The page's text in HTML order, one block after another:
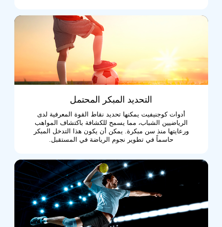
التحديد المبكر المحتمل
أدوات كوجنيفيت يمكنها تحديد نقاط القوة المعرفية لدى
الرياضيين الشباب، مما يسمح للكشافة باكتشاف المواهب
ورعايتها منذ سن مبكرة. يمكن أن يكون هذا التدخل المبكر
حاسماً في تطوير نجوم الرياضة في المستقبل.